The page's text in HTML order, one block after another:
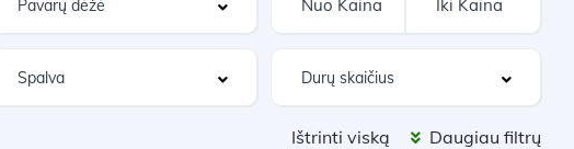
Ištrinti viską Daugiau filtrų